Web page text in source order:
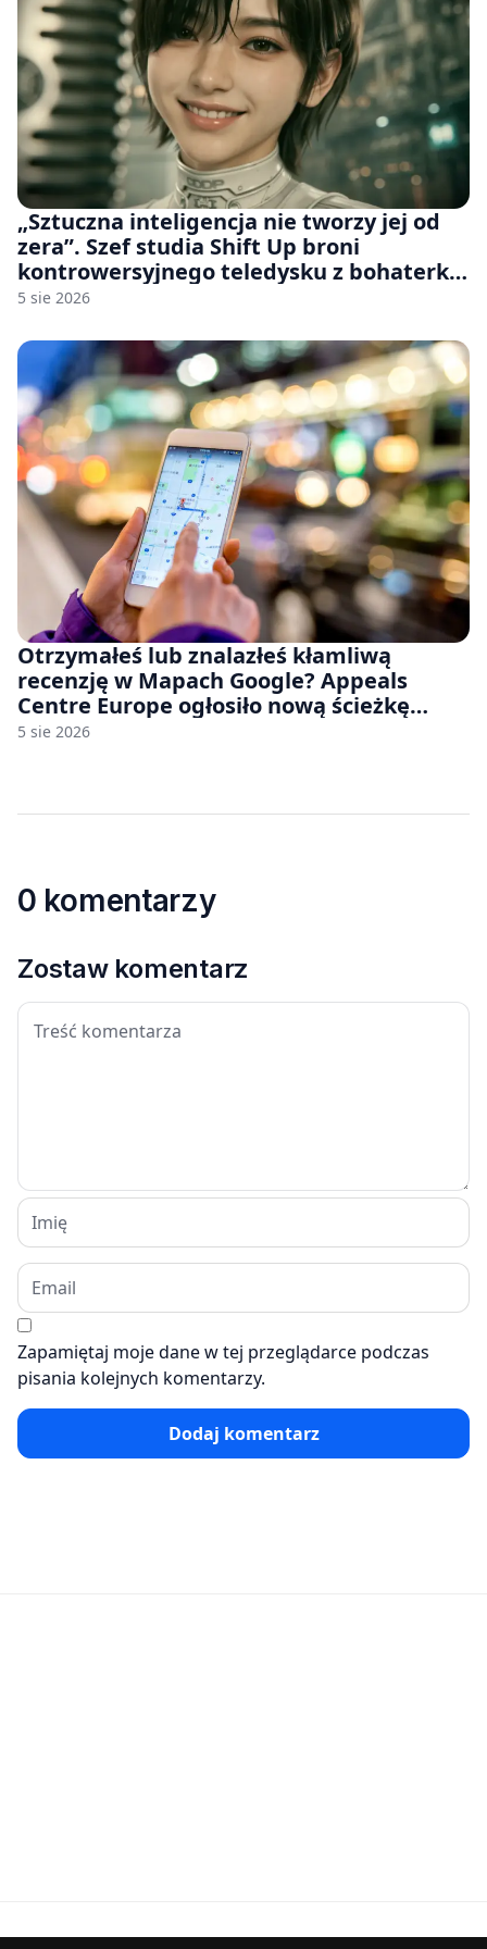
„Sztuczna inteligencja nie tworzy jej od
zera”. Szef studia Shift Up broni
kontrowersyjnego teledysku z bohaterką
Stellar Blade: Blood Rain
5 sie 2026
Otrzymałeś lub znalazłeś kłamliwą
recenzję w Mapach Google? Appeals
Centre Europe ogłosiło nową ścieżkę
odwoławczą dla firm i konsumentów
5 sie 2026
0 komentarzy
Zostaw komentarz
Zapamiętaj moje dane w tej przeglądarce podczas
pisania kolejnych komentarzy.
Dodaj komentarz